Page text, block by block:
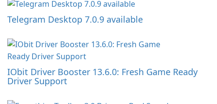
Telegram Desktop 7.0.9 available
IObit Driver Booster 13.6.0: Fresh Game Ready
Driver Support